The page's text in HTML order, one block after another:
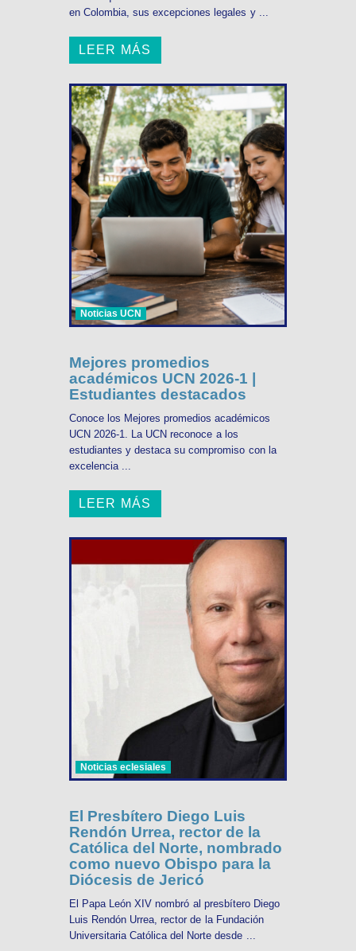
en Colombia, sus excepciones legales y ...
LEER MÁS
Noticias UCN
Mejores promedios
académicos UCN 2026-1 |
Estudiantes destacados
Conoce los Mejores promedios académicos
UCN 2026-1. La UCN reconoce a los
estudiantes y destaca su compromiso con la
excelencia ...
LEER MÁS
Noticias eclesiales
El Presbítero Diego Luis
Rendón Urrea, rector de la
Católica del Norte, nombrado
como nuevo Obispo para la
Diócesis de Jericó
El Papa León XIV nombró al presbítero Diego
Luis Rendón Urrea, rector de la Fundación
Universitaria Católica del Norte desde ...